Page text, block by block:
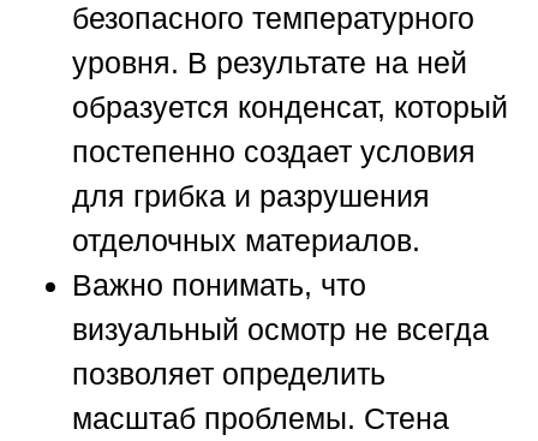
безопасного температурного
уровня. В результате на ней
образуется конденсат, который
постепенно создает условия
для грибка и разрушения
отделочных материалов.
Важно понимать, что
визуальный осмотр не всегда
позволяет определить
масштаб проблемы. Стена